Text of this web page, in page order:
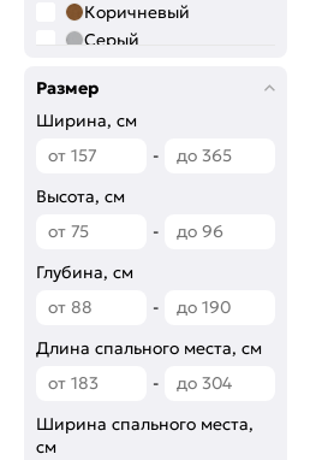
Коричневый
Серый
Сиреневый
Черный
Цветовая палитра
BRUT 08
BRUT 10
BRUT 10 желтый
BRUT 11
BRUT 16
BRUT 16 темно-серый
BRUT 17 коричневый
Размер
Ширина, см
-
Высота, см
-
Глубина, см
-
Длина спального места, см
-
Ширина спального места,
см